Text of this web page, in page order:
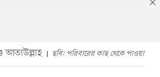
আতাউল্লাহ ছবি: পরিবারের কাছ থেকে পাওয়া